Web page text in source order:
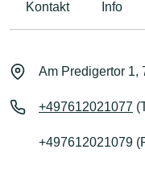
Kontakt Info
Am Predigertor 1,
+497612021077
+497612021079